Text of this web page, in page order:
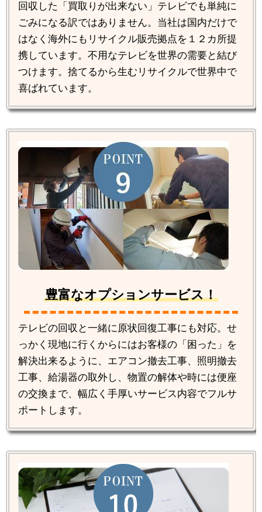
回収した「買取りが出来ない」テレビでも単純に
ごみになる訳ではありません。当社は国内だけで
はなく海外にもリサイクル販売拠点を１２カ所提
携しています。不用なテレビを世界の需要と結び
つけます。捨てるから生むリサイクルで世界中で
喜ばれています。
豊富なオプションサービス！
テレビの回収と一緒に原状回復工事にも対応。せ
っかく現地に行くからにはお客様の「困った」を
解決出来るように、エアコン撤去工事、照明撤去
工事、給湯器の取外し、物置の解体や時には便座
の交換まで、幅広く手厚いサービス内容でフルサ
ポートします。